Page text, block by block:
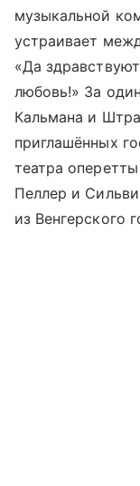
музыкальной
устраивает
«Да
любовь!» За
Кальмана и
приглашённых
театра
Пеллер и
из Венгерского